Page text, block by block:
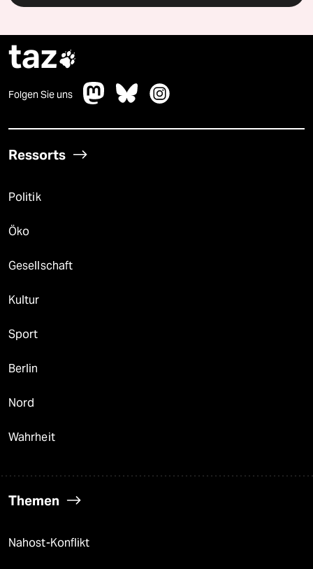
taz
Folgen Sie uns
Ressorts
Politik
Öko
Gesellschaft
Kultur
Sport
Berlin
Nord
Wahrheit
Themen
Nahost-Konflikt